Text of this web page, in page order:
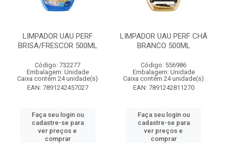
LIMPADOR UAU PERF
BRISA/FRESCOR 500ML
Código: 732277
Embalagem: Unidade
Caixa contém 24 unidade(s)
EAN: 7891242457027
Faça seu login ou
cadastre-se para
ver preços e
comprar
LIMPADOR UAU PERF CHÁ
BRANCO 500ML
Código: 556986
Embalagem: Unidade
Caixa contém 24 unidade(s)
EAN: 7891242811270
Faça seu login ou
cadastre-se para
ver preços e
comprar